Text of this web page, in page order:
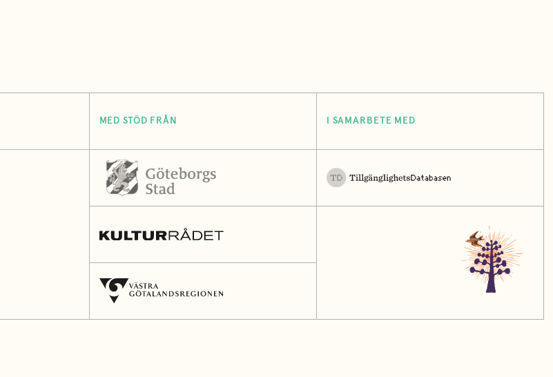
MED STÖD FRÅN I SAMARBETE MED